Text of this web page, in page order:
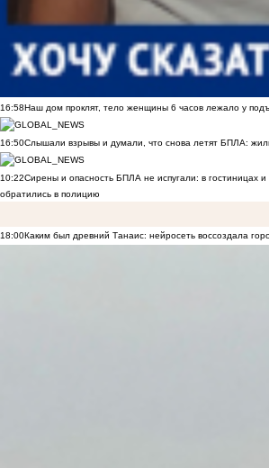
16:58Наш дом проклят, тело женщины 6 часов лежало у
16:50Слышали взрывы и думали, что снова летят БПЛА:
10:22Сирены и опасность БПЛА не испугали: в гостиницах
обратились в полицию
18:00Каким был древний Танаис: нейросеть воссоздала